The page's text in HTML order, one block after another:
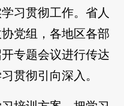
习贯彻工作。省人
党组，各地区各部
专题会议进行传达
贯彻引向深入。